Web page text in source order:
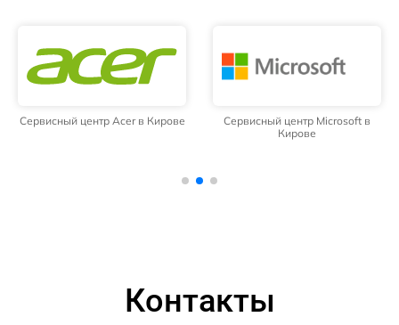
Сервисный центр Acer в Кирове
Сервисный центр Microsoft в
Кирове
Контакты